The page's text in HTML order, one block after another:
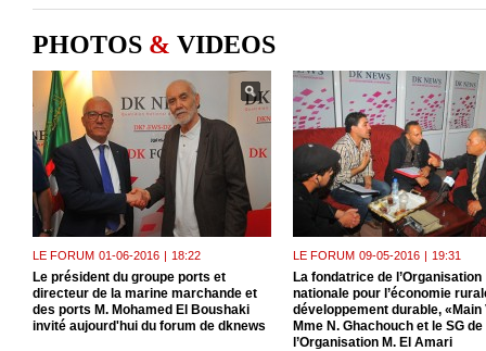
PHOTOS & VIDEOS
LE FORUM 01-06-2016 | 18:22
Le président du groupe ports et
directeur de la marine marchande et
des ports M. Mohamed El Boushaki
invité aujourd'hui du forum de dknews
LE FORUM 09-05-2016 | 19:31
La fondatrice de l’Organisation
nationale pour l’économie
développement durable, «Main
Mme N. Ghachouch et le SG de
l’Organisation M. El Amari